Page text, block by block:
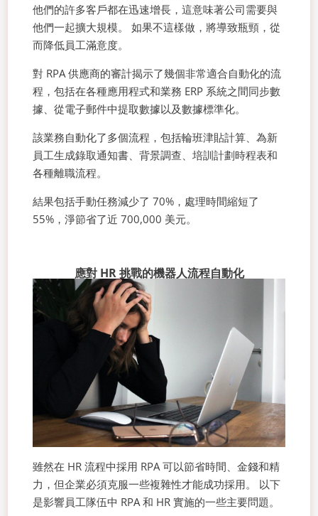
他們的許多客戶都在迅速增長，這意味著公司需要與
他們一起擴大規模。 如果不這樣做，將導致瓶頸，從
而降低員工滿意度。
對 RPA 供應商的審計揭示了幾個非常適合自動化的流
程，包括在各種應用程式和業務 ERP 系統之間同步數
據、從電子郵件中提取數據以及數據標準化。
該業務自動化了多個流程，包括輪班津貼計算、為新
員工生成錄取通知書、背景調查、培訓計劃時程表和
各種離職流程。
結果包括手動任務減少了 70%，處理時間縮短了
55%，淨節省了近 700,000 美元。
應對 HR 挑戰的機器人流程自動化
雖然在 HR 流程中採用 RPA 可以節省時間、金錢和精
力，但企業必須克服一些複雜性才能成功採用。 以下
是影響員工隊伍中 RPA 和 HR 實施的一些主要問題。